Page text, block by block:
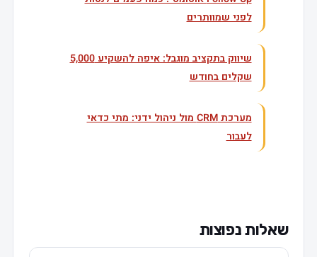
לפני שמוותרים
שיווק בתקציב מוגבל: איפה להשקיע 5,000
שקלים בחודש
מערכת CRM מול ניהול ידני: מתי כדאי
לעבור
שאלות נפוצות